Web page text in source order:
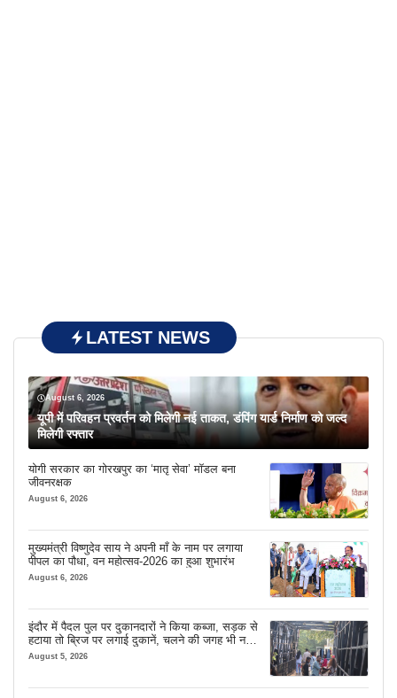
LATEST NEWS
August 6, 2026
यूपी में परिवहन प्रवर्तन को मिलेगी नई ताकत, डंपिंग यार्ड निर्माण को जल्द
मिलेगी रफ्तार
योगी सरकार का गोरखपुर का ‘मातृ सेवा’ मॉडल बना
जीवनरक्षक
August 6, 2026
मुख्यमंत्री विष्णुदेव साय ने अपनी माँ के नाम पर लगाया
पीपल का पौधा, वन महोत्सव-2026 का हुआ शुभारंभ
August 6, 2026
इंदौर में पैदल पुल पर दुकानदारों ने किया कब्जा, सड़क से
हटाया तो ब्रिज पर लगाई दुकानें, चलने की जगह भी नहीं
मिल रही
August 5, 2026